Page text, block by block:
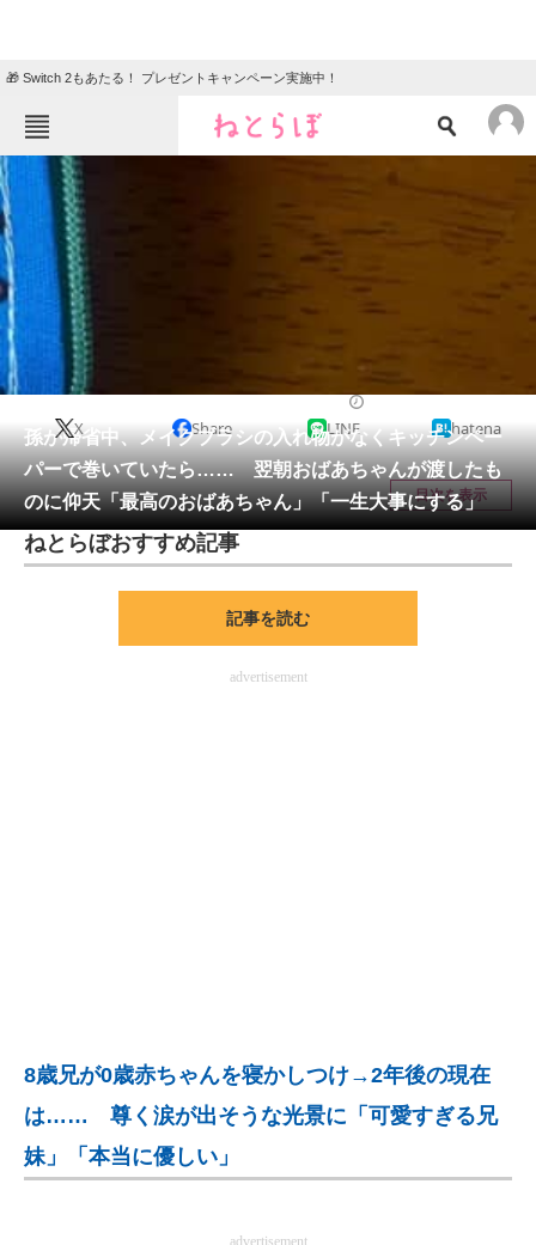
🎁 Switch 2もあたる！ プレゼントキャンペーン実施中！
ねとらぼメニュー
エンタメ
グルメ
住まい
動物
会員記事
メディア
注目記事を集めた総合ページ
企業向けIT製品の総合サイト
IT製品の技術・比較・事例
孫が帰省中、メイクブラシの入れ物がなくキッチンペー
パーで巻いていたら…… 翌朝おばあちゃんが渡したも
のに仰天「最高のおばあちゃん」「一生大事にする」
X Share LINE hatena
目次を表示
ねとらぼおすすめ記事
記事を読む
advertisement
8歳兄が0歳赤ちゃんを寝かしつけ→2年後の現在
は…… 尊く涙が出そうな光景に「可愛すぎる兄
妹」「本当に優しい」